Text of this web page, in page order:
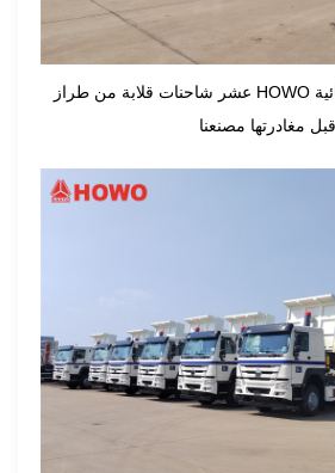
عشر شاحنات قلابة من طراز HOWO لإجراء الاختبارات النهائية
قبل مغادرتها مصنعنا